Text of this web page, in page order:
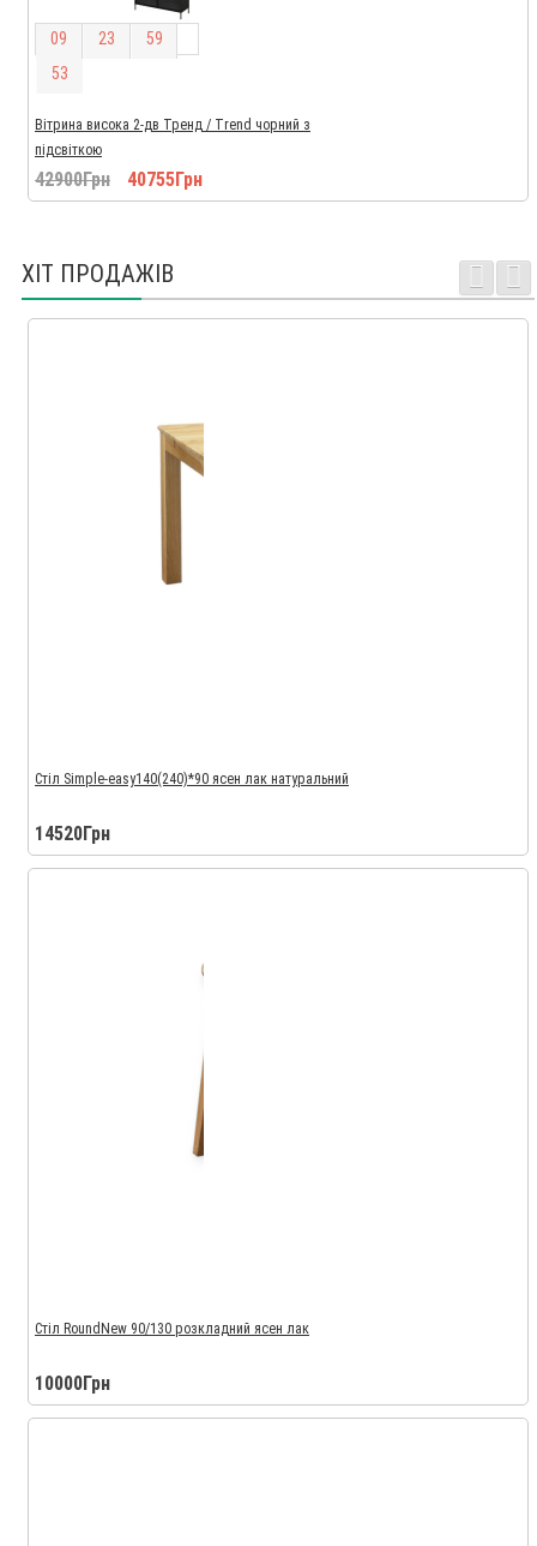
09 23 59
52
Вітрина висока 2-дв Тренд / Trend чорний з
підсвіткою
42900Грн 40755Грн
ХІТ ПРОДАЖІВ
Стіл Simple-easy140(240)*90 ясен лак натуральний
14520Грн
Стіл RoundNew 90/130 розкладний ясен лак
10000Грн